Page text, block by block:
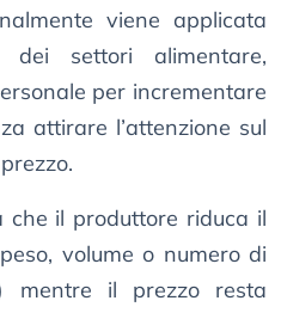
viene applicata
settori alimentare,
per incrementare
attirare l’attenzione sul
che il produttore riduca il
volume o numero di
mentre il prezzo resta